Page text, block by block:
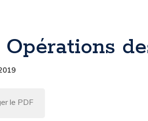
Opérations
le PDF